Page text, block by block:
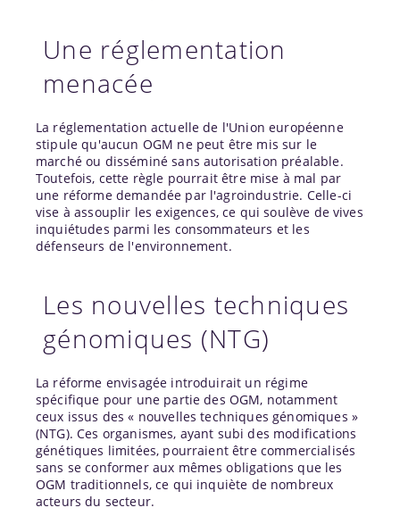
Une réglementation
menacée
La réglementation actuelle de l'Union européenne
stipule qu'aucun OGM ne peut être mis sur le
marché ou disséminé sans autorisation préalable.
Toutefois, cette règle pourrait être mise à mal par
une réforme demandée par l'agroindustrie. Celle-ci
vise à assouplir les exigences, ce qui soulève de vives
inquiétudes parmi les consommateurs et les
défenseurs de l'environnement.
Les nouvelles techniques
génomiques (NTG)
La réforme envisagée introduirait un régime
spécifique pour une partie des OGM, notamment
ceux issus des « nouvelles techniques génomiques »
(NTG). Ces organismes, ayant subi des modifications
génétiques limitées, pourraient être commercialisés
sans se conformer aux mêmes obligations que les
OGM traditionnels, ce qui inquiète de nombreux
acteurs du secteur.